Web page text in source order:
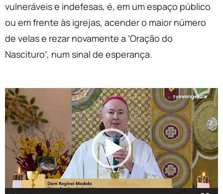
vulneráveis e indefesas, é, em um espaço público
ou em frente às igrejas, acender o maior número
de velas e rezar novamente a ‘Oração do
Nascituro’, num sinal de esperança.
Tocador
de
vídeo